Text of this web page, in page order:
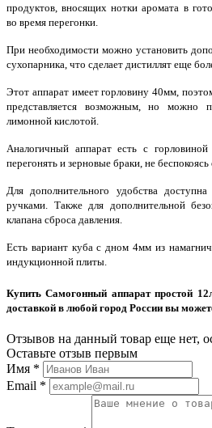
продуктов, вносящих нотки аромата в
во время перегонки.
При необходимости можно установить
сухопарника, что сделает дистиллят еще
Этот аппарат имеет горловину 40мм,
представляется возможным, но можно
лимонной кислотой.
Аналогичный аппарат есть с
перегонять и зерновые браки, не беспокоясь
Для дополнительного удобства
ручками. Также для дополнительной
клапана сброса давления.
Есть вариант куба с дном 4мм из
индукционной плиты.
Купить Самогонный аппарат простой
доставкой в любой город России вы
Отзывов на данный товар еще нет,
Оставьте отзыв первым
Имя *
Email *